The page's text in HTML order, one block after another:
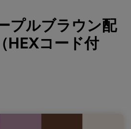
プルブラウン配
HEXコード付